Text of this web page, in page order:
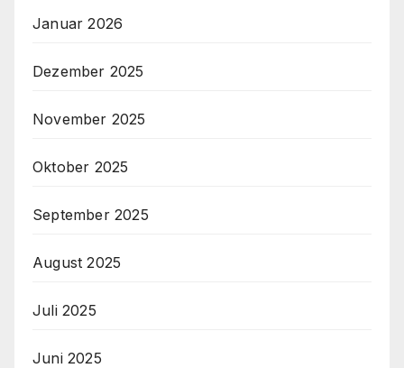
Januar 2026
Dezember 2025
November 2025
Oktober 2025
September 2025
August 2025
Juli 2025
Juni 2025